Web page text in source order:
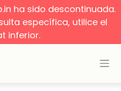
ha sido descontinuada.
específica, utilice el
inferior.